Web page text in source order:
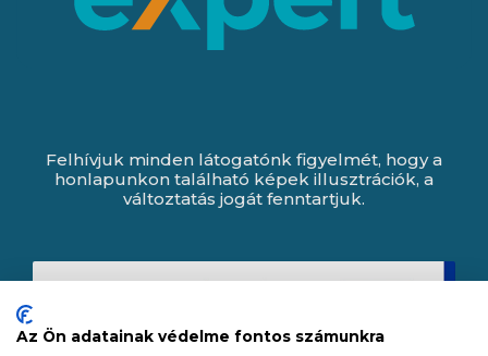
Felhívjuk minden látogatónk figyelmét, hogy a
honlapunkon található képek illusztrációk, a
változtatás jogát fenntartjuk.
Az Ön adatainak védelme fontos számunkra